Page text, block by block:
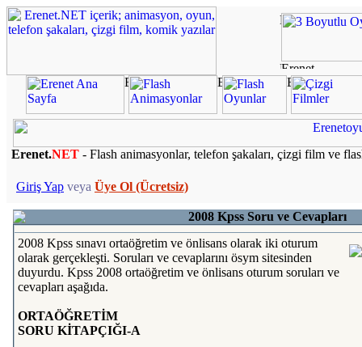
Erenet.NET - Flash animasyonlar, telefon şakaları, çizgi film ve
Giriş Yap veya Üye Ol (Ücretsiz)
2008 Kpss Soru ve Cevapları
2008 Kpss sınavı ortaöğretim ve önlisans olarak iki oturum
olarak gerçekleşti. Soruları ve cevaplarını ösym sitesinden
duyurdu. Kpss 2008 ortaöğretim ve önlisans oturum soruları ve
cevapları aşağıda.
ORTAÖĞRETİM
SORU KİTAPÇIĞI-A